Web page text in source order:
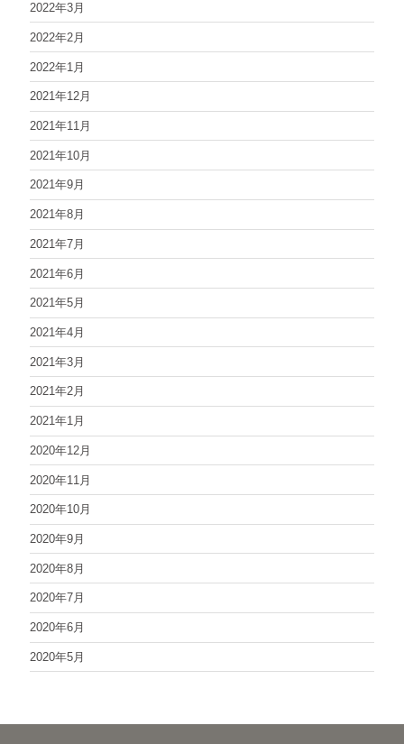
2022年3月
2022年2月
2022年1月
2021年12月
2021年11月
2021年10月
2021年9月
2021年8月
2021年7月
2021年6月
2021年5月
2021年4月
2021年3月
2021年2月
2021年1月
2020年12月
2020年11月
2020年10月
2020年9月
2020年8月
2020年7月
2020年6月
2020年5月